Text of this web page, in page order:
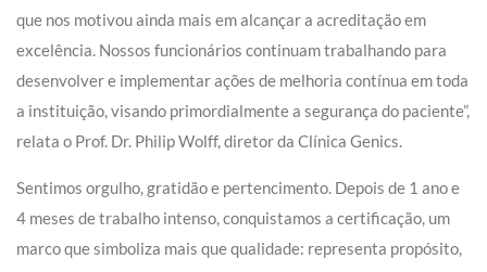
que nos motivou ainda mais em alcançar a acreditação em
excelência. Nossos funcionários continuam trabalhando para
desenvolver e implementar ações de melhoria contínua em toda
a instituição, visando primordialmente a segurança do paciente”,
relata o Prof. Dr. Philip Wolff, diretor da Clínica Genics.
Sentimos orgulho, gratidão e pertencimento. Depois de 1 ano e
4 meses de trabalho intenso, conquistamos a certificação, um
marco que simboliza mais que qualidade: representa propósito,